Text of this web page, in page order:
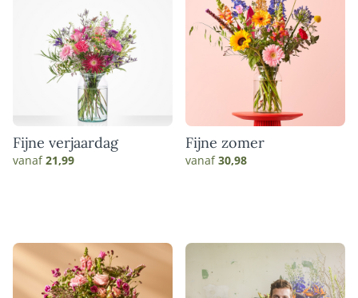
Fijne verjaardag
vanaf21,99
Fijne zomer
vanaf30,98